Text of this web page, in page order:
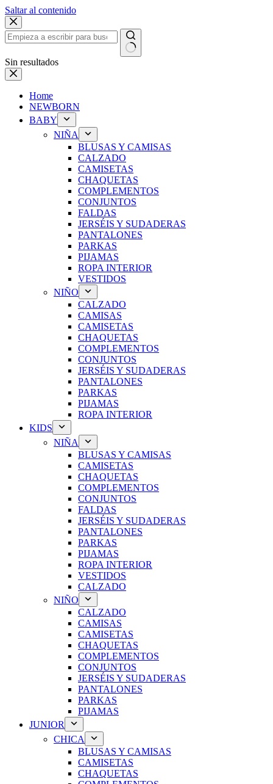
Saltar al contenido
Sin resultados
Home
NEWBORN
BABY
NIÑA
BLUSAS Y CAMISAS
CALZADO
CAMISETAS
CHAQUETAS
COMPLEMENTOS
CONJUNTOS
FALDAS
JERSÉIS Y SUDADERAS
PANTALONES
PARKAS
PIJAMAS
ROPA INTERIOR
VESTIDOS
NIÑO
CALZADO
CAMISAS
CAMISETAS
CHAQUETAS
COMPLEMENTOS
CONJUNTOS
JERSÉIS Y SUDADERAS
PANTALONES
PARKAS
PIJAMAS
ROPA INTERIOR
KIDS
NIÑA
BLUSAS Y CAMISAS
CAMISETAS
CHAQUETAS
COMPLEMENTOS
CONJUNTOS
FALDAS
JERSÉIS Y SUDADERAS
PANTALONES
PARKAS
PIJAMAS
ROPA INTERIOR
VESTIDOS
CALZADO
NIÑO
CALZADO
CAMISAS
CAMISETAS
CHAQUETAS
COMPLEMENTOS
CONJUNTOS
JERSÉIS Y SUDADERAS
PANTALONES
PARKAS
PIJAMAS
JUNIOR
CHICA
BLUSAS Y CAMISAS
CAMISETAS
CHAQUETAS